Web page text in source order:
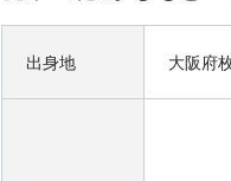
出身地 大阪府